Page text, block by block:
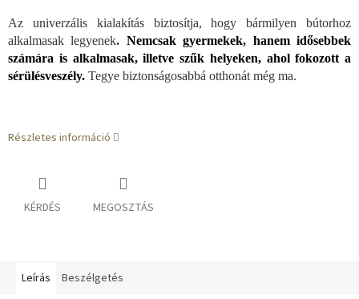
Az univerzális kialakítás biztosítja, hogy bármilyen bútorhoz
alkalmasak legyenek. Nemcsak gyermekek, hanem idősebbek
számára is alkalmasak, illetve szűk helyeken, ahol fokozott a
sérülésveszély. Tegye biztonságosabbá otthonát még ma.
Részletes információ
KÉRDÉS MEGOSZTÁS
Leírás Beszélgetés